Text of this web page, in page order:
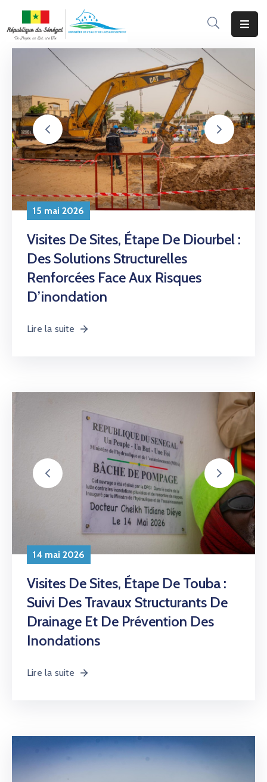
Ministère
Programmes
&
Projets
Services
Usagers
Actualité
Documentation
AMCOW
15 mai 2026
Visites De Sites, Étape De Diourbel :
Des Solutions Structurelles
Renforcées Face Aux Risques
D’inondation
Lire la suite
14 mai 2026
Visites De Sites, Étape De Touba :
Suivi Des Travaux Structurants De
Drainage Et De Prévention Des
Inondations
Lire la suite